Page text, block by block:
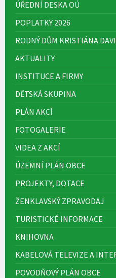
ÚŘEDNÍ DESKA OÚ
POPLATKY 2026
RODNÝ DŮM KRISTIÁNA
AKTUALITY
INSTITUCE A FIRMY
DĚTSKÁ SKUPINA
PLÁN AKCÍ
FOTOGALERIE
VIDEA Z AKCÍ
ÚZEMNÍ PLÁN OBCE
PROJEKTY, DOTACE
ŽENKLAVSKÝ ZPRAVODAJ
TURISTICKÉ INFORMACE
KNIHOVNA
KABELOVÁ TELEVIZE A
POVODŇOVÝ PLÁN OBCE